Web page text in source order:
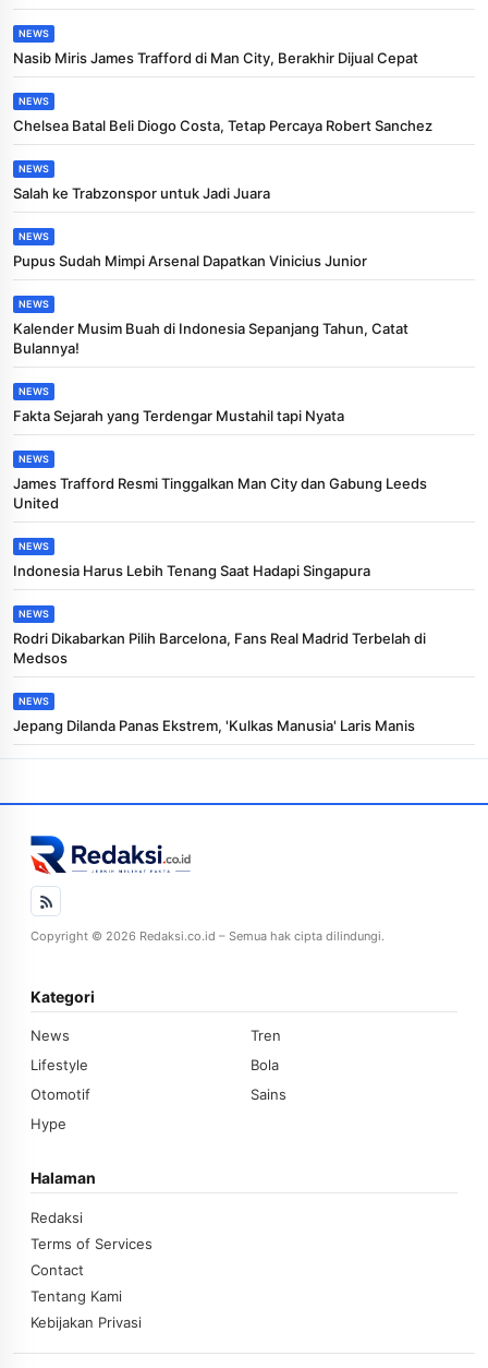
NEWS
Nasib Miris James Trafford di Man City, Berakhir Dijual Cepat
NEWS
Chelsea Batal Beli Diogo Costa, Tetap Percaya Robert Sanchez
NEWS
Salah ke Trabzonspor untuk Jadi Juara
NEWS
Pupus Sudah Mimpi Arsenal Dapatkan Vinicius Junior
NEWS
Kalender Musim Buah di Indonesia Sepanjang Tahun, Catat
Bulannya!
NEWS
Fakta Sejarah yang Terdengar Mustahil tapi Nyata
NEWS
James Trafford Resmi Tinggalkan Man City dan Gabung Leeds
United
NEWS
Indonesia Harus Lebih Tenang Saat Hadapi Singapura
NEWS
Rodri Dikabarkan Pilih Barcelona, Fans Real Madrid Terbelah di
Medsos
NEWS
Jepang Dilanda Panas Ekstrem, 'Kulkas Manusia' Laris Manis
Copyright © 2026 Redaksi.co.id – Semua hak cipta dilindungi.
Kategori
News
Tren
Lifestyle
Bola
Otomotif
Sains
Hype
Halaman
Redaksi
Terms of Services
Contact
Tentang Kami
Kebijakan Privasi